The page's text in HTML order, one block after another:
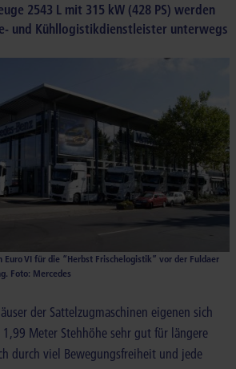
2543 L mit 315 kW (428 PS) werden
und Kühllogistikdienstleister unterwegs
Euro VI für die “Herbst Frischelogistik” vor der Fuldaer
Foto: Mercedes
der Sattelzugmaschinen eigenen sich
Meter Stehhöhe sehr gut für längere
durch viel Bewegungsfreiheit und jede